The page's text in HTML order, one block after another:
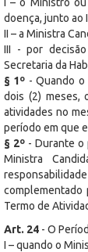
doença, junto ao
II – a Ministra
III - por
Secretaria da
§ 1º - Quando
dois (2) meses,
atividades no
período em que
§ 2º - Durante o
Ministra
complementado
Termo de
Art. 24 - O
I – quando o